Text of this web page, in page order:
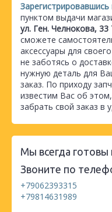
Зарегистрировавшись
пунктом выдачи
ул. Ген. Челнокова,
сможете
аксессуары для
не заботясь о
нужную деталь для
заказ. По приходу
известим Вас об
забрать свой заказ в
Мы всегда
Звоните по
+79062393315
+79814631989